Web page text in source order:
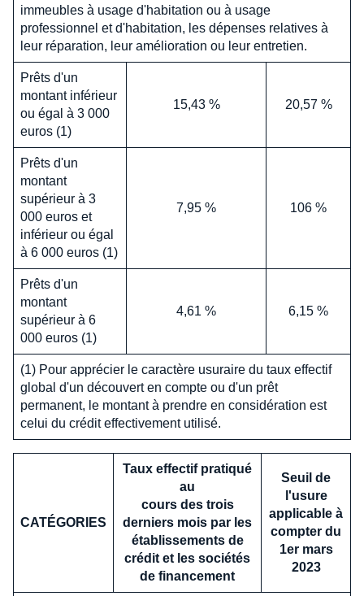
immeubles à usage d'habitation ou à usage
professionnel et d'habitation, les dépenses relatives à
leur réparation, leur amélioration ou leur entretien.
Prêts d'un
montant inférieur
ou égal à 3 000
euros (1)
15,43 % 20,57 %
Prêts d'un
montant
supérieur à 3
000 euros et
inférieur ou égal
à 6 000 euros (1)
7,95 % 106 %
Prêts d'un
montant
supérieur à 6
000 euros (1)
4,61 % 6,15 %
(1) Pour apprécier le caractère usuraire du taux effectif
global d'un découvert en compte ou d'un prêt
permanent, le montant à prendre en considération est
celui du crédit effectivement utilisé.
CATÉGORIES
Taux effectif pratiqué
au
cours des trois
derniers mois par les
établissements de
crédit et les sociétés
de financement
Seuil de
l'usure
applicable à
compter du
1er mars
2023